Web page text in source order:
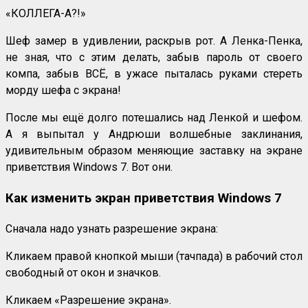
«КОЛЛЕГА-А?!»
Шеф замер в удивлении, раскрыв рот. А Ленка-Пенка,
не зная, что с этим делать, забыв пароль от своего
компа, забыв ВСЁ, в ужасе пыталась руками стереть
морду шефа с экрана!
После мы ещё долго потешались над Ленкой и шефом.
А я выпытал у Андрюши волшебные заклинания,
удивительным образом меняющие заставку на экране
приветствия Windows 7. Вот они.
Как изменить экран приветствия Windows 7
Сначала надо узнать разрешение экрана:
Кликаем правой кнопкой мыши (тачпада) в рабочий стол
свободный от окон и значков.
Кликаем «Разрешение экрана».